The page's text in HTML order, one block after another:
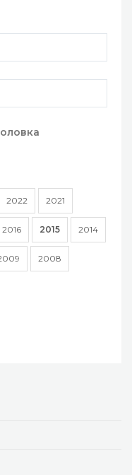
2022 2021
2016 2015 2014
2008